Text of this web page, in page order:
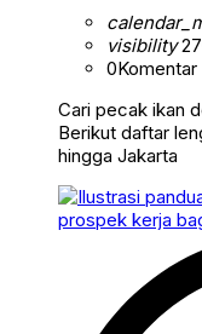
visibility
0Komentar
Cari pecak ikan
Berikut daftar
hingga Jakarta